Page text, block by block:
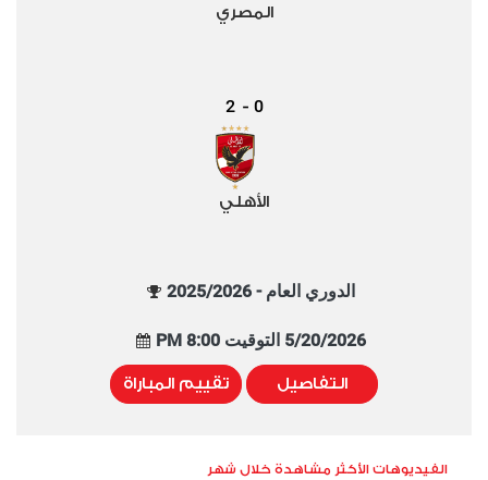
المصري
0
-
2
الأهلي
الدوري العام - 2025/2026
5/20/2026 التوقيت 8:00 PM
التفاصيل تقييم المباراة
الفيديوهات الأكثر مشاهدة خلال شهر